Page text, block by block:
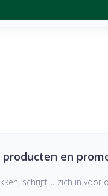
en
schrijft u zich in